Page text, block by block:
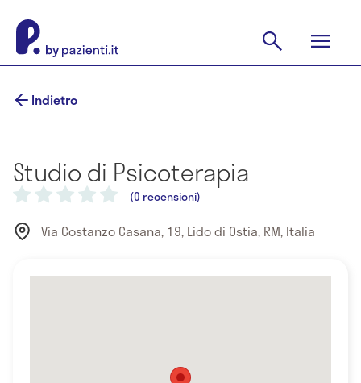
Indietro
Studio di Psicoterapia
(0 recensioni)
Via Costanzo Casana, 19, Lido di Ostia, RM, Italia